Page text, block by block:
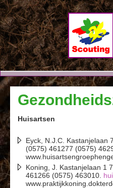
Landgoed
De Hoenderkamp
Huisartsen
Eyck, N.J.C. Kastanjelaan
(0575) 461277 (0575)
Koning, J. Kastanjelaan 1
461266 (0575) 463010.